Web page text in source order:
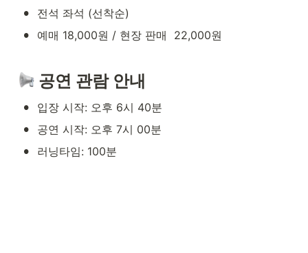
• 전석 좌석 (선착순)
• 예매 18,000원 / 현장 판매  22,000원
공연 관람 안내
• 입장 시작: 오후 6시 40분
• 공연 시작: 오후 7시 00분
• 러닝타임: 100분